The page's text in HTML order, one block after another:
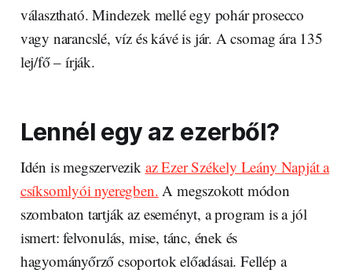
választható. Mindezek mellé egy pohár prosecco
vagy narancslé, víz és kávé is jár. A csomag ára 135
lej/fő – írják.
Lennél egy az ezerből?
Idén is megszervezik az Ezer Székely Leány Napját a
csíksomlyói nyeregben. A megszokott módon
szombaton tartják az eseményt, a program is a jól
ismert: felvonulás, mise, tánc, ének és
hagyományőrző csoportok előadásai. Fellép a